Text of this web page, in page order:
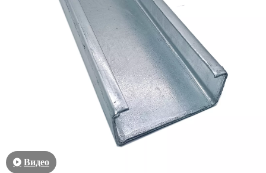
Видео